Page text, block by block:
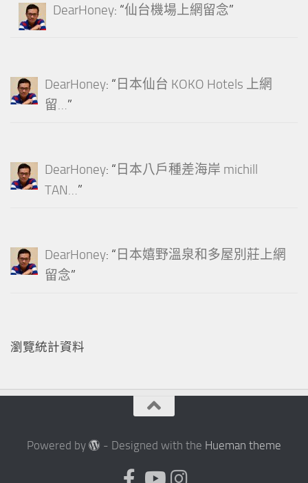
DearHoney: “仙台機場上網留念”
DearHoney: “ 日本仙台 KOKO Hotels 上網
留…”
DearHoney: “ 日本八戶種差海岸 michill
TAN…”
DearHoney: “ 日本嬉野溫泉和多屋別莊上網
留念”
瀏覽統計資料
Powered by - Designed with the Hueman theme